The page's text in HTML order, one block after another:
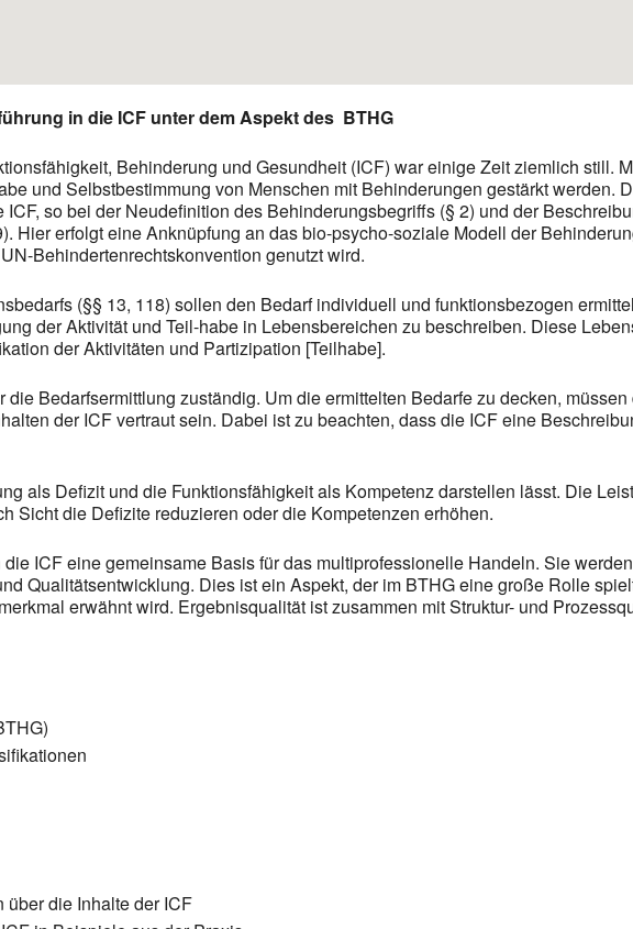
in die ICF unter dem Aspekt des BTHG
Behinderung und Gesundheit (ICF) war einige Zeit ziemlich still.
und Selbstbestimmung von Menschen mit Behinderungen gestärkt werden.
so bei der Neudefinition des Behinderungsbegriffs (§ 2) und der
Hier erfolgt eine Anknüpfung an das bio-psycho-soziale Modell der
Behindertenrechtskonvention genutzt wird.
(§§ 13, 118) sollen den Bedarf individuell und funktionsbezogen
der Aktivität und Teil-habe in Lebensbereichen zu beschreiben. Diese
der Aktivitäten und Partizipation [Teilhabe].
Bedarfsermittlung zuständig. Um die ermittelten Bedarfe zu decken, müssen
der ICF vertraut sein. Dabei ist zu beachten, dass die ICF eine
als Defizit und die Funktionsfähigkeit als Kompetenz darstellen lässt. Die
Sicht die Defizite reduzieren oder die Kompetenzen erhöhen.
ICF eine gemeinsame Basis für das multiprofessionelle Handeln. Sie
Qualitätsentwicklung. Dies ist ein Aspekt, der im BTHG eine große Rolle
erwähnt wird. Ergebnisqualität ist zusammen mit Struktur- und
über die Inhalte der ICF